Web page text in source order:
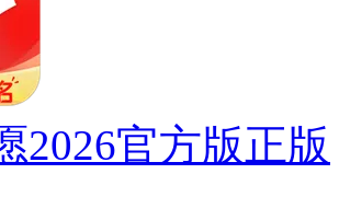
2026官方版正版